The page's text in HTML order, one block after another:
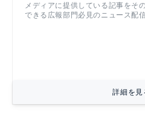
メディアに提供している記事をそ
できる広報部門必見のニュース配
詳細を見